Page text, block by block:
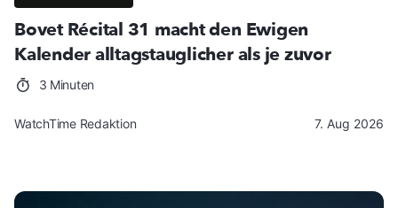
Bovet Récital 31 macht den Ewigen
Kalender alltagstauglicher als je zuvor
3 Minuten
WatchTime Redaktion 7. Aug 2026